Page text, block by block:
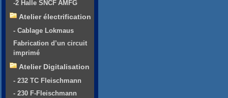
-2 Halle SNCF AMFG
Atelier électrification
- Cablage Lokmaus
Fabrication d’un circuit
imprimé
Atelier Digitalisation
- 232 TC Fleischmann
- 230 F-Fleischmann